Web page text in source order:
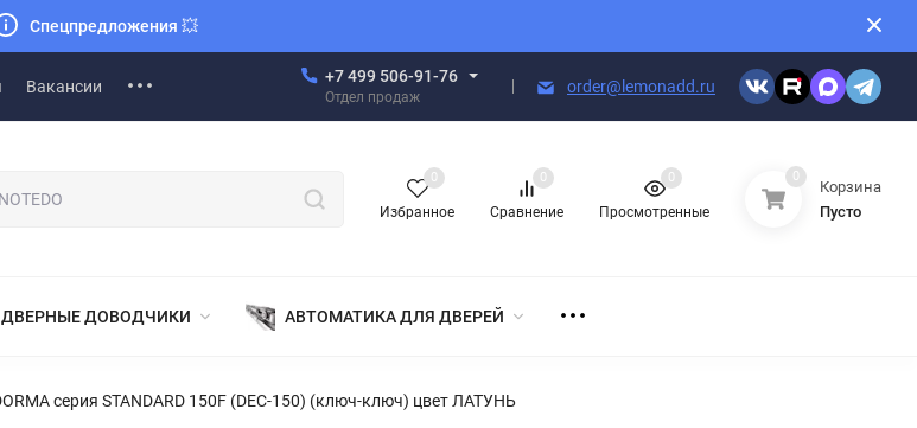
Спецпредложения 💥
Вакансии
+7 499 506-91-76
Отдел продаж
order@lemonadd.ru
Избранное
0
Сравнение
0
Просмотренные
0 0
Корзина
Пусто
ДВЕРНЫЕ ДОВОДЧИКИ АВТОМАТИКА ДЛЯ ДВЕРЕЙ
серия STANDARD 150F (DEC-150) (ключ-ключ) цвет ЛАТУНЬ